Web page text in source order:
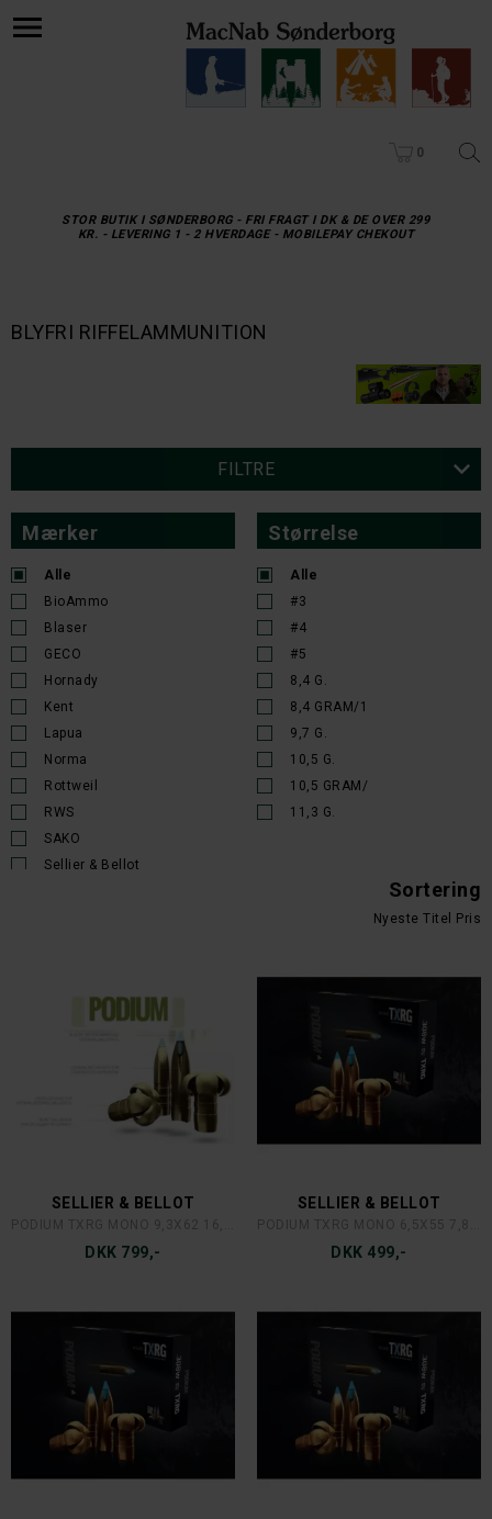
0
STOR BUTIK I SØNDERBORG - FRI FRAGT I DK & DE OVER 299
KR. - LEVERING 1 - 2 HVERDAGE - MOBILEPAY CHEKOUT
BLYFRI RIFFELAMMUNITION
FILTRE
Mærker
Alle
BioAmmo
Blaser
GECO
Hornady
Kent
Lapua
Norma
Rottweil
RWS
SAKO
Sellier & Bellot
Størrelse
Alle
#3
#4
#5
8,4 G.
8,4 GRAM/1
9,7 G.
10,5 G.
10,5 GRAM/
11,3 G.
Sortering
Nyeste Titel Pris
SELLIER & BELLOT
DKK 799,-
SELLIER & BELLOT
DKK 499,-